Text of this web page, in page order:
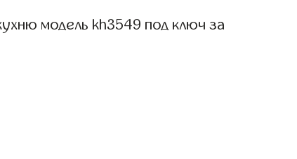
модель kh3549 под ключ за